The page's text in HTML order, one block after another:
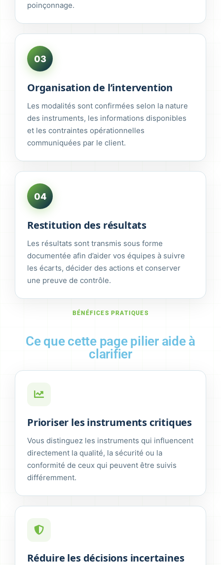
poinçonnage.
03
Organisation de l’intervention
Les modalités sont confirmées selon la nature
des instruments, les informations disponibles
et les contraintes opérationnelles
communiquées par le client.
04
Restitution des résultats
Les résultats sont transmis sous forme
documentée afin d’aider vos équipes à suivre
les écarts, décider des actions et conserver
une preuve de contrôle.
BÉNÉFICES PRATIQUES
Ce que cette page pilier aide à
clarifier
Prioriser les instruments critiques
Vous distinguez les instruments qui influencent
directement la qualité, la sécurité ou la
conformité de ceux qui peuvent être suivis
différemment.
Réduire les décisions incertaines